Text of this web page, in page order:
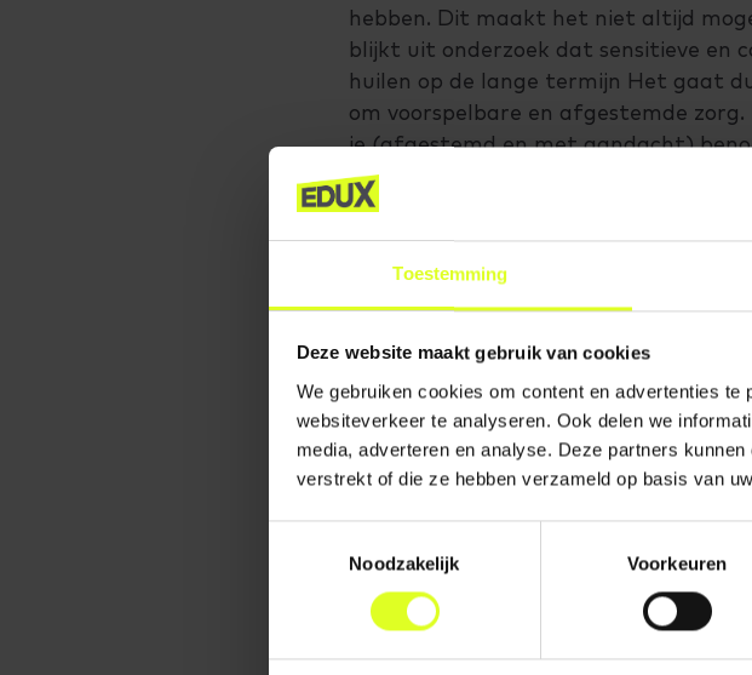
Toestemming
Deze website maakt gebruik van cookies
We gebruiken cookies om content en advertenties
websiteverkeer te analyseren. Ook delen we
media, adverteren en analyse. Deze partners
verstrekt of die ze hebben verzameld op basis van
Noodzakelijk
Voorkeuren
hebben. Dit maakt het niet altijd
blijkt uit onderzoek dat sensitieve en
huilen op de lange termijn Het gaat
om voorspelbare en afgestemde
je (afgestemd en met aandacht)
behoefte (eet, speel en slaapritme)
rust en vertrouwen.
geuren, licht, geluiden, beweging),
maakt een groot verschil.
HOE KUN JE HET BESTE TROOSTEN?
Troosten is meer dan het stoppen van
Lichaamscontact:
Vasthouden,